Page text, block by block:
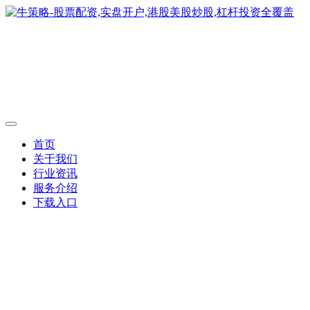
首页
关于我们
行业资讯
服务介绍
下载入口